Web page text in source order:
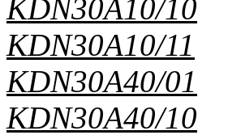
KDN30A10/10
KDN30A10/11
KDN30A40/01
KDN30A40/10